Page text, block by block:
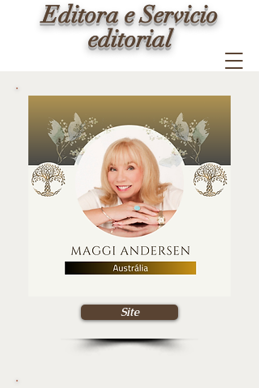
Editora e Servicio
editorial
Site